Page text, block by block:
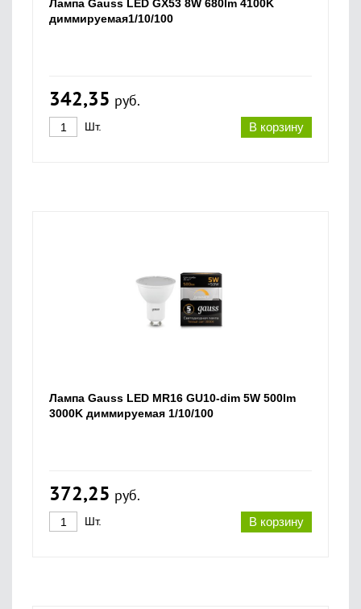
Лампа Gauss LED GX53 8W 680lm 4100K
диммируемая1/10/100
342,35 руб.
В корзину
Шт.
Лампа Gauss LED MR16 GU10-dim 5W 500lm
3000K диммируемая 1/10/100
372,25 руб.
В корзину
Шт.